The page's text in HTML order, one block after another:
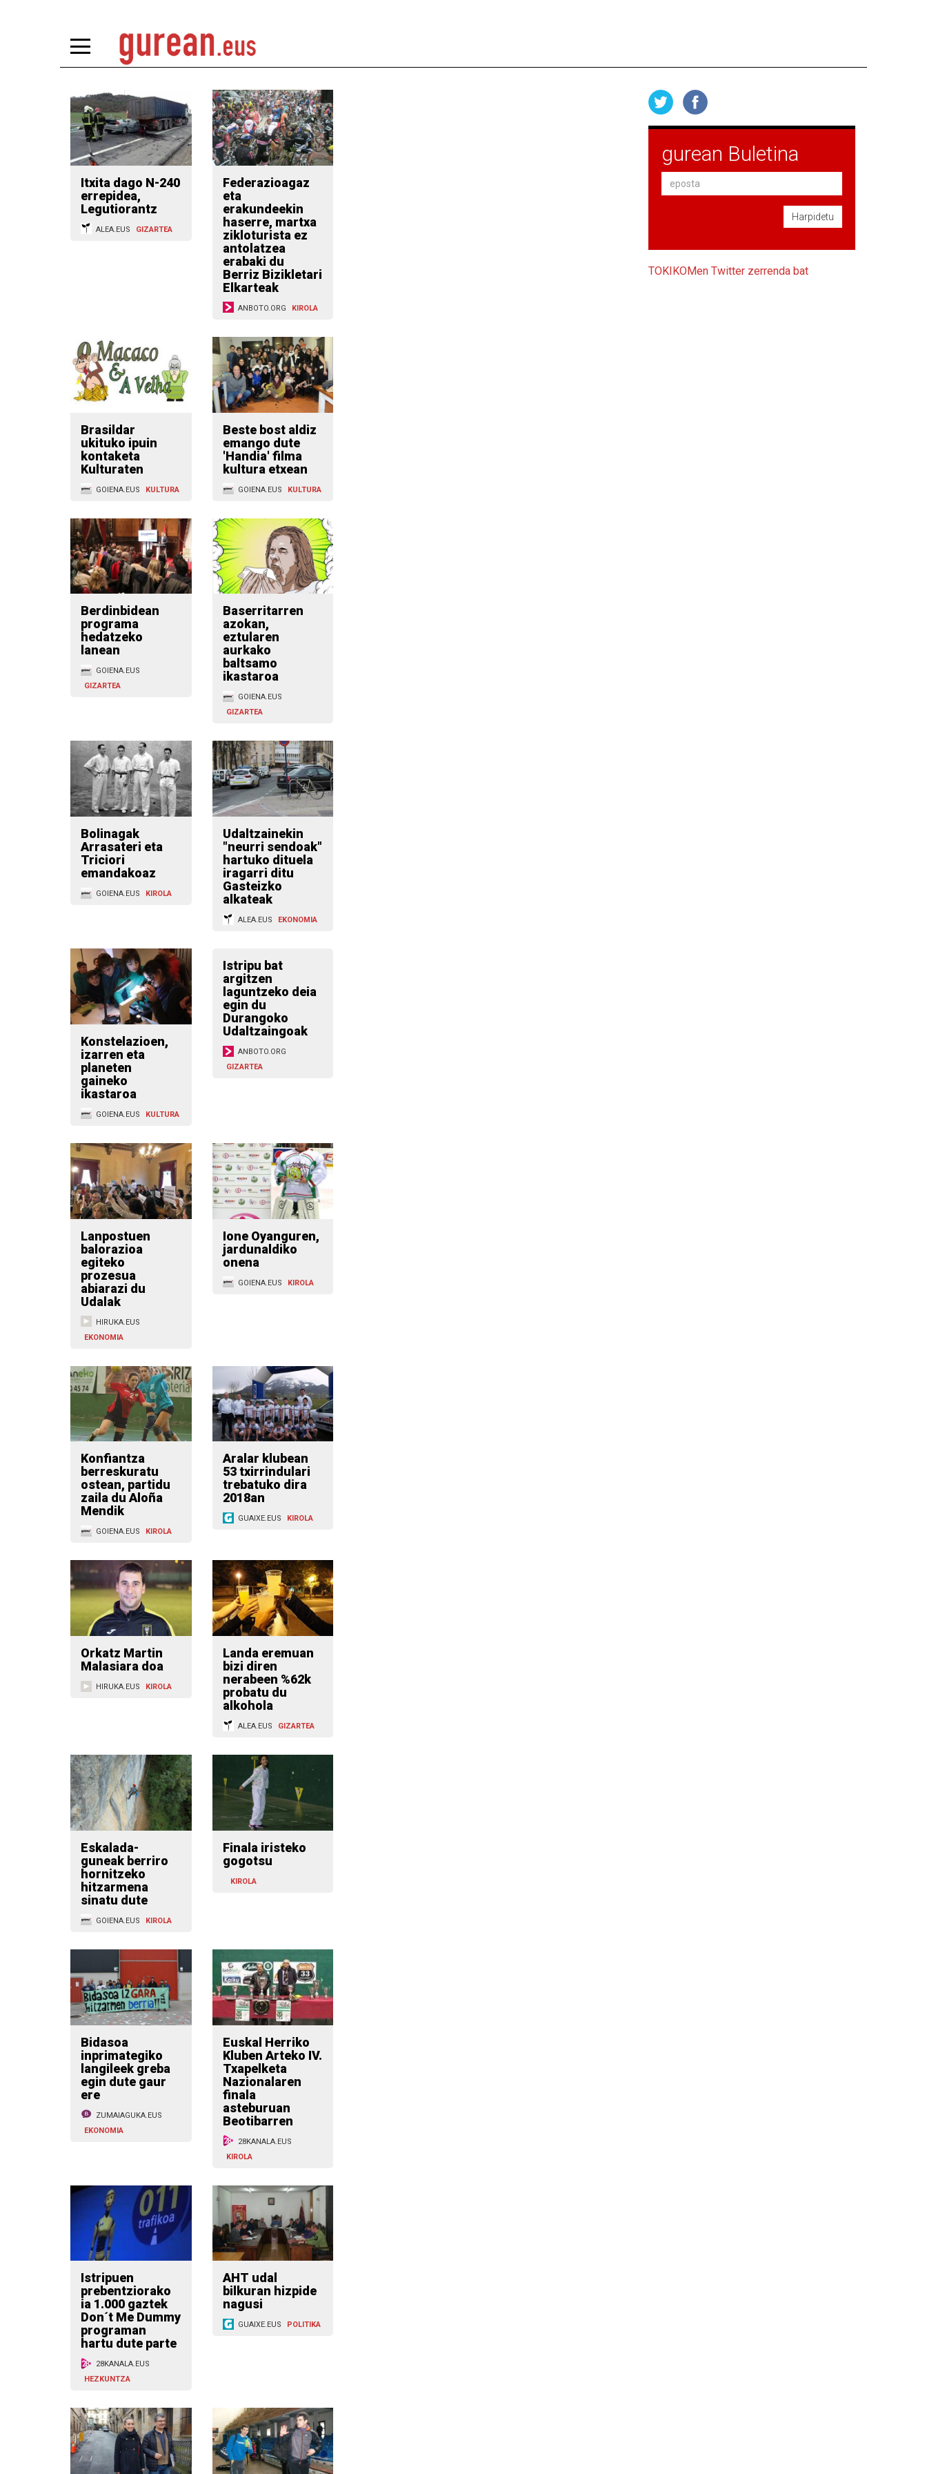
Itxita dago N-240
errepidea,
Legutiorantz
ALEA.EUS GIZARTEA
Federazioagaz
eta
erakundeekin
haserre, martxa
zikloturista ez
antolatzea
erabaki du
Berriz Bizikletari
Elkarteak
ANBOTO.ORG KIROLA
Brasildar
ukituko ipuin
kontaketa
Kulturaten
GOIENA.EUS KULTURA
Beste bost aldiz
emango dute
'Handia' filma
kultura etxean
GOIENA.EUS KULTURA
Berdinbidean
programa
hedatzeko
lanean
GOIENA.EUS
GIZARTEA
Baserritarren
azokan,
eztularen
aurkako
baltsamo
ikastaroa
GOIENA.EUS
GIZARTEA
Bolinagak
Arrasateri eta
Triciori
emandakoaz
GOIENA.EUS KIROLA
Udaltzainekin
"neurri sendoak"
hartuko dituela
iragarri ditu
Gasteizko
alkateak
ALEA.EUS EKONOMIA
Konstelazioen,
izarren eta
planeten
gaineko
ikastaroa
GOIENA.EUS KULTURA
Istripu bat
argitzen
laguntzeko deia
egin du
Durangoko
Udaltzaingoak
ANBOTO.ORG
GIZARTEA
Lanpostuen
balorazioa
egiteko
prozesua
abiarazi du
Udalak
HIRUKA.EUS
EKONOMIA
Ione Oyanguren,
jardunaldiko
onena
GOIENA.EUS KIROLA
Konfiantza
berreskuratu
ostean, partidu
zaila du Aloña
Mendik
GOIENA.EUS KIROLA
Aralar klubean
53 txirrindulari
trebatuko dira
2018an
GUAIXE.EUS KIROLA
Orkatz Martin
Malasiara doa
HIRUKA.EUS KIROLA
Landa eremuan
bizi diren
nerabeen %62k
probatu du
alkohola
ALEA.EUS GIZARTEA
Eskalada-
guneak berriro
hornitzeko
hitzarmena
sinatu dute
GOIENA.EUS KIROLA
Finala iristeko
gogotsu
KIROLA
Bidasoa
inprimategiko
langileek greba
egin dute gaur
ere
ZUMAIAGUKA.EUS
EKONOMIA
Euskal Herriko
Kluben Arteko IV.
Txapelketa
Nazionalaren
finala
asteburuan
Beotibarren
28KANALA.EUS
KIROLA
Istripuen
prebentziorako
ia 1.000 gaztek
Don´t Me Dummy
programan
hartu dute parte
28KANALA.EUS
HEZKUNTZA
AHT udal
bilkuran hizpide
nagusi
GUAIXE.EUS POLITIKA
gurean Buletina
Harpidetu
TOKIKOMen Twitter zerrenda bat